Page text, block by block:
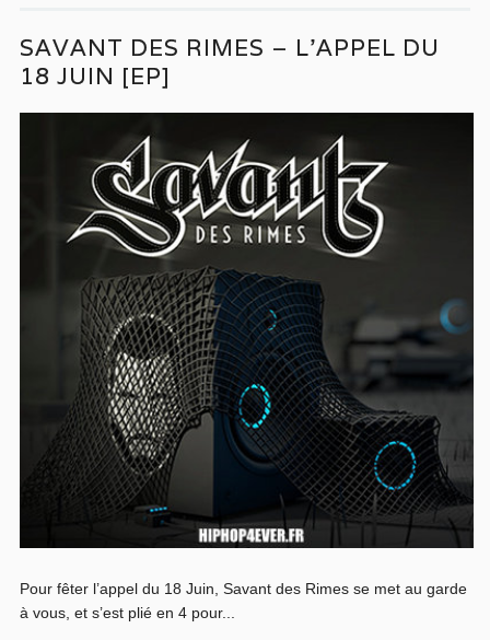
SAVANT DES RIMES – L’APPEL DU
18 JUIN [EP]
Pour fêter l’appel du 18 Juin, Savant des Rimes se met au garde
à vous, et s’est plié en 4 pour...